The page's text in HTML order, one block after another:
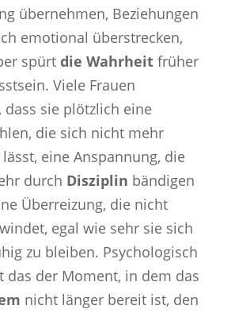
übernehmen, Beziehungen
emotional überstrecken,
spürt die Wahrheitfrüher
Viele Frauen
dass sie plötzlich eine
die sich nicht mehr
eine Anspannung, die
durch Disziplin bändigen
Überreizung, die nicht
egal wie sehr sie sich
zu bleiben. Psychologisch
das der Moment, in dem das
nicht länger bereit ist, den